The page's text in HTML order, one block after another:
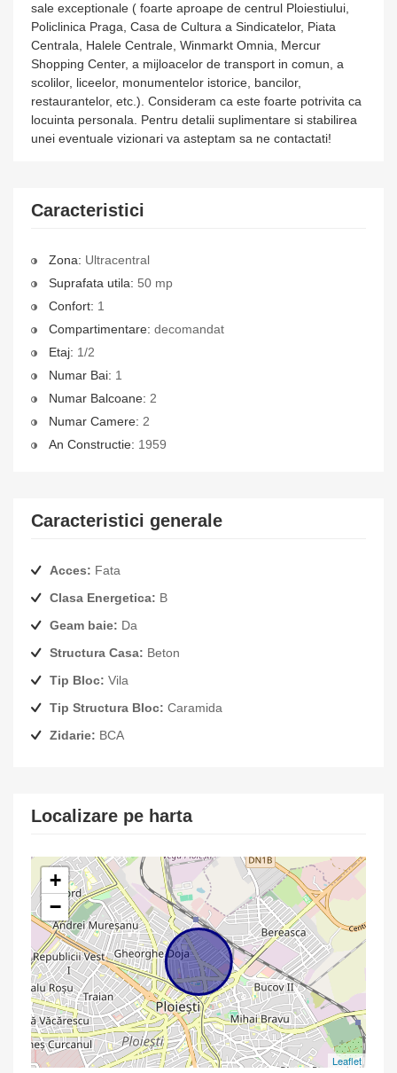
sale exceptionale ( foarte aproape de centrul Ploiestiului,
Policlinica Praga, Casa de Cultura a Sindicatelor, Piata
Centrala, Halele Centrale, Winmarkt Omnia, Mercur
Shopping Center, a mijloacelor de transport in comun, a
scolilor, liceelor, monumentelor istorice, bancilor,
restaurantelor, etc.). Consideram ca este foarte potrivita ca
locuinta personala. Pentru detalii suplimentare si stabilirea
unei eventuale vizionari va asteptam sa ne contactati!
Caracteristici
Zona: Ultracentral
Suprafata utila: 50 mp
Confort: 1
Compartimentare: decomandat
Etaj: 1/2
Numar Bai: 1
Numar Balcoane: 2
Numar Camere: 2
An Constructie: 1959
Caracteristici generale
Acces: Fata
Clasa Energetica: B
Geam baie: Da
Structura Casa: Beton
Tip Bloc: Vila
Tip Structura Bloc: Caramida
Zidarie: BCA
Localizare pe harta
+
−
Leaflet